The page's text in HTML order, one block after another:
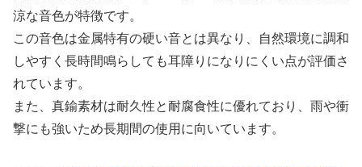
涼な音色が特徴です。
この音色は金属特有の硬い音とは異なり、自然環境に調和
しやすく長時間鳴らしても耳障りになりにくい点が評価さ
れています。
また、真鍮素材は耐久性と耐腐食性に優れており、雨や衝
撃にも強いため長期間の使用に向いています。